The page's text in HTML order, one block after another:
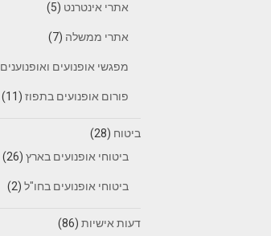
אתרי אינטרנט (5)
אתרי ממשלה (7)
מפגשי אופנועים ואופנוענים
פורום אופנועים בתפוז (11)
ביטוח (28)
ביטוחי אופנועים בארץ (26)
ביטוחי אופנועים בחו"ל (2)
דעות אישיות (86)